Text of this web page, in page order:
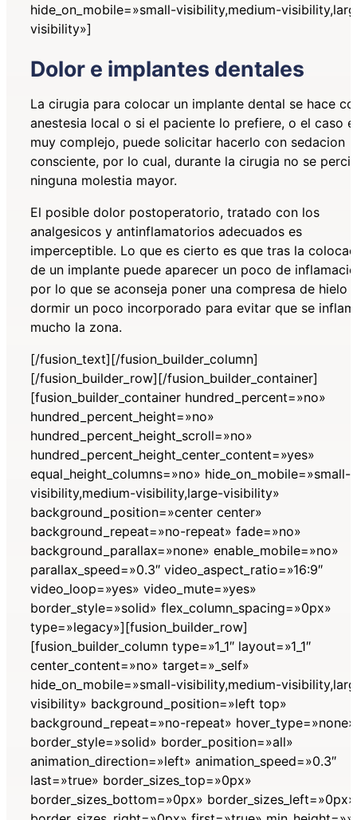
hide_on_mobile=»small-visibility,medium-
visibility»]
Dolor e implantes dentales
La cirugia para colocar un implante dental se hace
anestesia local o si el paciente lo prefiere, o el caso
muy complejo, puede solicitar hacerlo con sedacion
consciente, por lo cual, durante la cirugia no se
ninguna molestia mayor.
El posible dolor postoperatorio, tratado con los
analgesicos y antinflamatorios adecuados es
imperceptible. Lo que es cierto es que tras la
de un implante puede aparecer un poco de
por lo que se aconseja poner una compresa de hielo
dormir un poco incorporado para evitar que se
mucho la zona.
[/fusion_text][/fusion_builder_column]
[/fusion_builder_row][/fusion_builder_container]
[fusion_builder_container hundred_percent=»no»
hundred_percent_height=»no»
hundred_percent_height_scroll=»no»
hundred_percent_height_center_content=»yes»
equal_height_columns=»no» hide_on_mobile=»small-
visibility,medium-visibility,large-visibility»
background_position=»center center»
background_repeat=»no-repeat» fade=»no»
background_parallax=»none» enable_mobile=»no»
parallax_speed=»0.3″ video_aspect_ratio=»16:9″
video_loop=»yes» video_mute=»yes»
border_style=»solid» flex_column_spacing=»0px»
type=»legacy»][fusion_builder_row]
[fusion_builder_column type=»1_1″ layout=»1_1″
center_content=»no» target=»_self»
hide_on_mobile=»small-visibility,medium-
visibility» background_position=»left top»
background_repeat=»no-repeat» hover_type=»none»
border_style=»solid» border_position=»all»
animation_direction=»left» animation_speed=»0.3″
last=»true» border_sizes_top=»0px»
border_sizes_bottom=»0px» border_sizes_left=»0px»